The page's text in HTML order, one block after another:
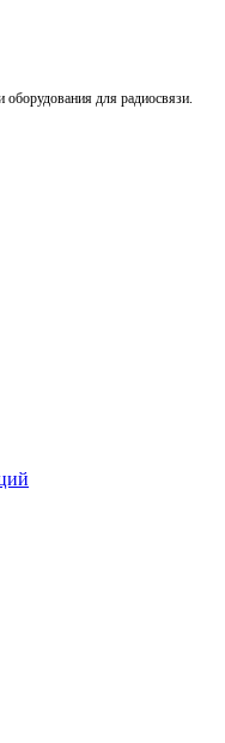
оборудования для радиосвязи.